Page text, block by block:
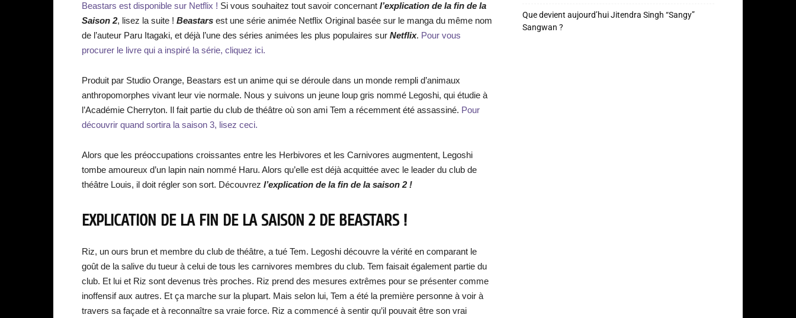
Beastars est disponible sur Netflix ! Si vous souhaitez tout savoir concernant l’explication de la fin de la
Saison 2, lisez la suite ! Beastars est une série animée Netflix Original basée sur le manga du même nom
de l’auteur Paru Itagaki, et déjà l’une des séries animées les plus populaires sur Netflix. Pour vous
procurer le livre qui a inspiré la série, cliquez ici.
Produit par Studio Orange, Beastars est un anime qui se déroule dans un monde rempli d’animaux
anthropomorphes vivant leur vie normale. Nous y suivons un jeune loup gris nommé Legoshi, qui étudie à
l’Académie Cherryton. Il fait partie du club de théâtre où son ami Tem a récemment été assassiné. Pour
découvrir quand sortira la saison 3, lisez ceci.
Alors que les préoccupations croissantes entre les Herbivores et les Carnivores augmentent, Legoshi
tombe amoureux d’un lapin nain nommé Haru. Alors qu’elle est déjà acquittée avec le leader du club de
théâtre Louis, il doit régler son sort. Découvrez l’explication de la fin de la saison 2 !
EXPLICATION DE LA FIN DE LA SAISON 2 DE BEASTARS !
Riz, un ours brun et membre du club de théâtre, a tué Tem. Legoshi découvre la vérité en comparant le
goût de la salive du tueur à celui de tous les carnivores membres du club. Tem faisait également partie du
club. Et lui et Riz sont devenus très proches. Riz prend des mesures extrêmes pour se présenter comme
inoffensif aux autres. Et ça marche sur la plupart. Mais selon lui, Tem a été la première personne à voir à
travers sa façade et à reconnaître sa vraie force. Riz a commencé à sentir qu’il pouvait être son vrai
Que devient aujourd’hui Jitendra Singh “Sangy”
Sangwan ?